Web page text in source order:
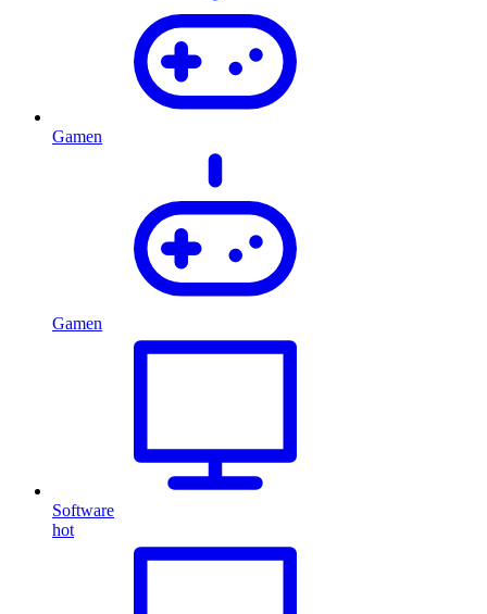
Gamen
Gamen
Software
hot